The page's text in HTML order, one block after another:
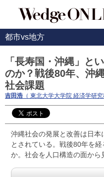
都市vs地方
「長寿国・沖縄」と
のか？戦後80年、沖
社会課題
吉田浩 （ 東北大学大学院 経済学研
沖縄社会の発展と改善は日
とされている。戦後80年を
か。社会を人口構造の面から